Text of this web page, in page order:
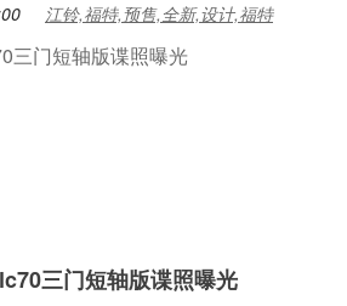
江铃,福特,预售,全新,设计,福特
三门短轴版谍照曝光